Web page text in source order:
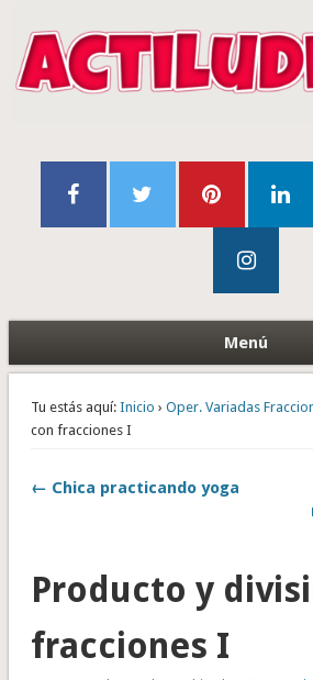
Menú
Tu estás aquí: Inicio › Oper. Variadas
con fracciones I
← Chica practicando yoga
Producto y
fracciones I